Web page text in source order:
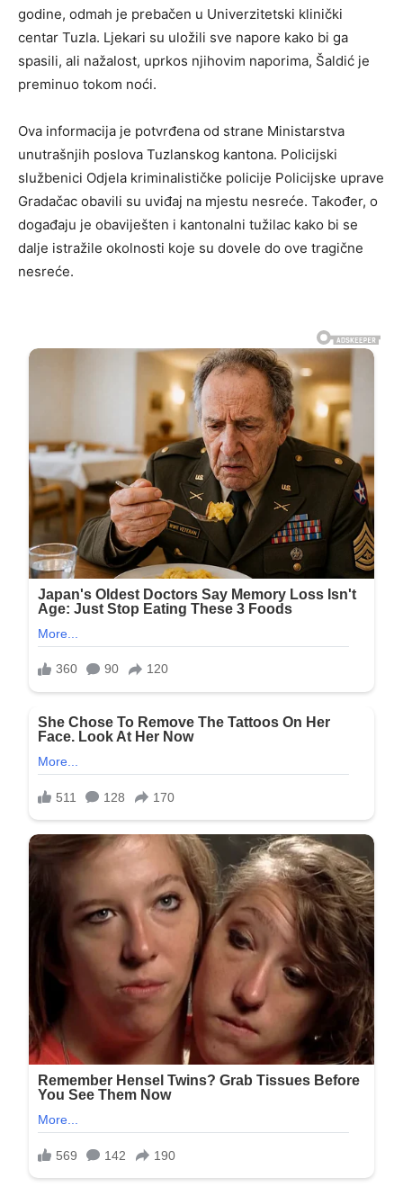
godine, odmah je prebačen u Univerzitetski klinički
centar Tuzla. Ljekari su uložili sve napore kako bi ga
spasili, ali nažalost, uprkos njihovim naporima, Šaldić je
preminuo tokom noći.
Ova informacija je potvrđena od strane Ministarstva
unutrašnjih poslova Tuzlanskog kantona. Policijski
službenici Odjela kriminalističke policije Policijske uprave
Gradačac obavili su uviđaj na mjestu nesreće. Također, o
događaju je obaviješten i kantonalni tužilac kako bi se
dalje istražile okolnosti koje su dovele do ove tragične
nesreće.